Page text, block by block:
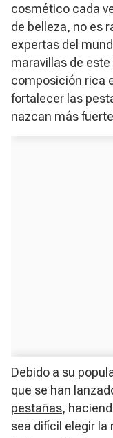
cosmético cada
de belleza, no es
expertas del
maravillas de
composición rica
fortalecer las
nazcan más
Debido a su
que se han
pestañas,
sea difícil elegir la